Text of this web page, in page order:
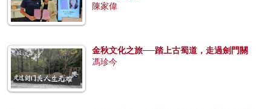
陳家偉
金秋文化之旅──踏上古蜀道，走過劍門關
馮珍今